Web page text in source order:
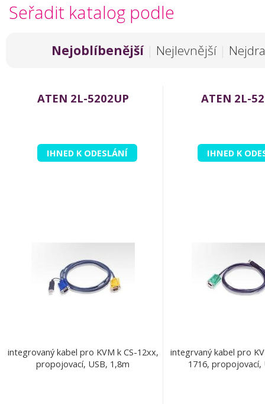
Seřadit katalog podle
Nejoblíbenější | Nejlevnější |
ATEN 2L-5202UP
IHNED K ODESLÁNÍ
integrovaný kabel pro KVM k CS-12xx,
propojovací, USB, 1,8m
ATEN 2L-
IHNED K
integrvaný kabel pro
1716, propojovací,